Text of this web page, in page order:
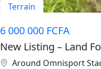
Terrain
6 000 000 FCFA
New Listing – Land
Around Omnisport